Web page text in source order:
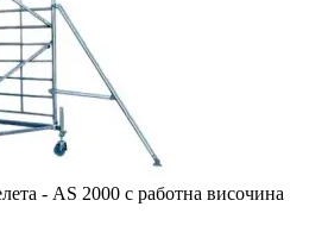
- AS 2000 с работна височина